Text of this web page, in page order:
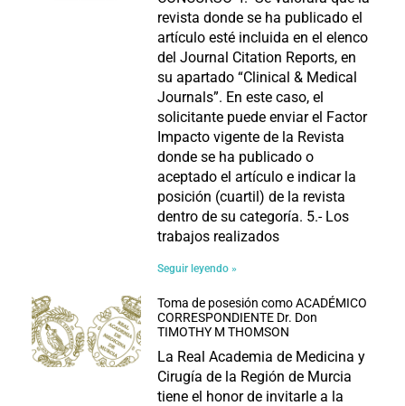
revista donde se ha publicado el
artículo esté incluida en el elenco
del Journal Citation Reports, en
su apartado “Clinical & Medical
Journals”. En este caso, el
solicitante puede enviar el Factor
Impacto vigente de la Revista
donde se ha publicado o
aceptado el artículo e indicar la
posición (cuartil) de la revista
dentro de su categoría. 5.- Los
trabajos realizados
Seguir leyendo »
Toma de posesión como ACADÉMICO
CORRESPONDIENTE Dr. Don
TIMOTHY M THOMSON
La Real Academia de Medicina y
Cirugía de la Región de Murcia
tiene el honor de invitarle a la